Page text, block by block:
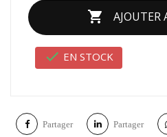
 AJOUTER
 EN STOCK
Partager Partager